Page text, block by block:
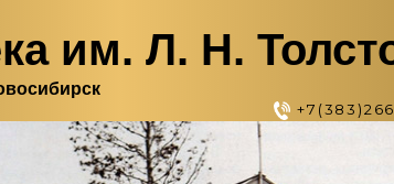
им. Л. Н.